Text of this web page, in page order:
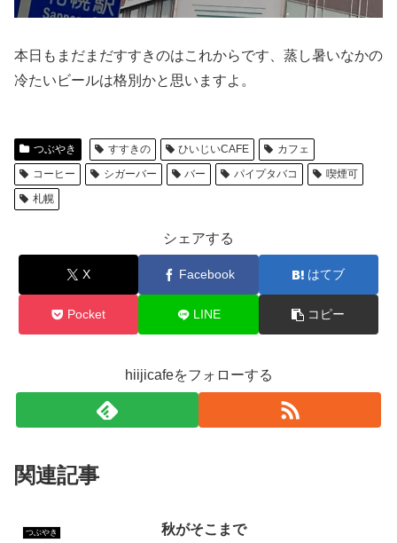
本日もまだまだすすきのはこれからです、蒸し暑いなかの
冷たいビールは格別かと思いますよ。
つぶやき すすきの ひいじいCAFE
カフェ
コーヒー
シガーバー バー パイプタバコ
喫煙可
札幌
シェアする
X Facebook はてブ
Pocket LINE コピー
hiijicafeをフォローする
関連記事
つぶやき 秋がそこまで